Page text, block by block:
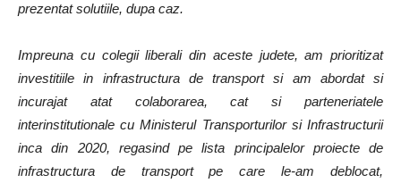
prezentat solutiile, dupa caz.
Impreuna cu colegii liberali din aceste judete, am prioritizat
investitiile in infrastructura de transport si am abordat si
incurajat atat colaborarea, cat si parteneriatele
interinstitutionale cu Ministerul Transporturilor si Infrastructurii
inca din 2020, regasind pe lista principalelor proiecte de
infrastructura de transport pe care le-am deblocat,